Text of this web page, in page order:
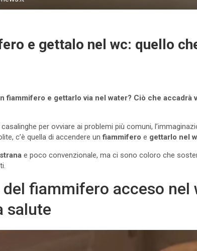
e gettalo nel wc: quello
fiammifero e gettarlo via nel water? Ciò che accadrà
casalinghe per ovviare ai problemi più comuni,
c’è quella di accendere unfiammifero e gettarlo nel
e poco convenzionale, ma ci sono coloro che
del fiammifero acceso nel
salute